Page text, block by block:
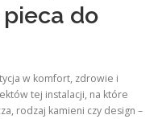
do
w komfort, zdrowie i
tej instalacji, na które
rodzaj kamieni czy design –